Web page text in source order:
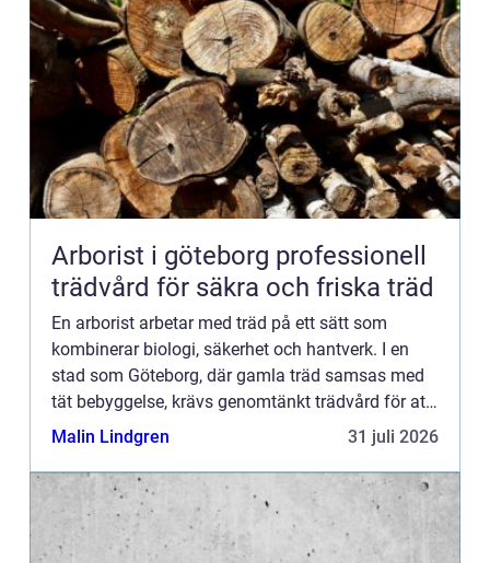
Arborist i göteborg professionell
trädvård för säkra och friska träd
En arborist arbetar med träd på ett sätt som
kombinerar biologi, säkerhet och hantverk. I en
stad som Göteborg, där gamla träd samsas med
tät bebyggelse, krävs genomtänkt trädvård för att
både människor och träd ska må bra. Många
Malin Lindgren 31 juli 2026